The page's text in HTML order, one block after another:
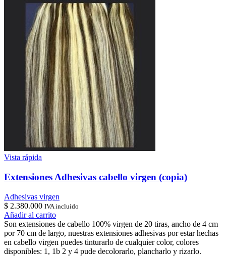
Vista rápida
Extensiones Adhesivas cabello virgen (copia)
Adhesivas virgen
$ 2.380.000 IVA incluido
Añadir al carrito
Son extensiones de cabello 100% virgen de 20 tiras, ancho de 4 cm
por 70 cm de largo, nuestras extensiones adhesivas por estar hechas
en cabello virgen puedes tinturarlo de cualquier color, colores
disponibles: 1, 1b 2 y 4 pude decolorarlo, plancharlo y rizarlo.